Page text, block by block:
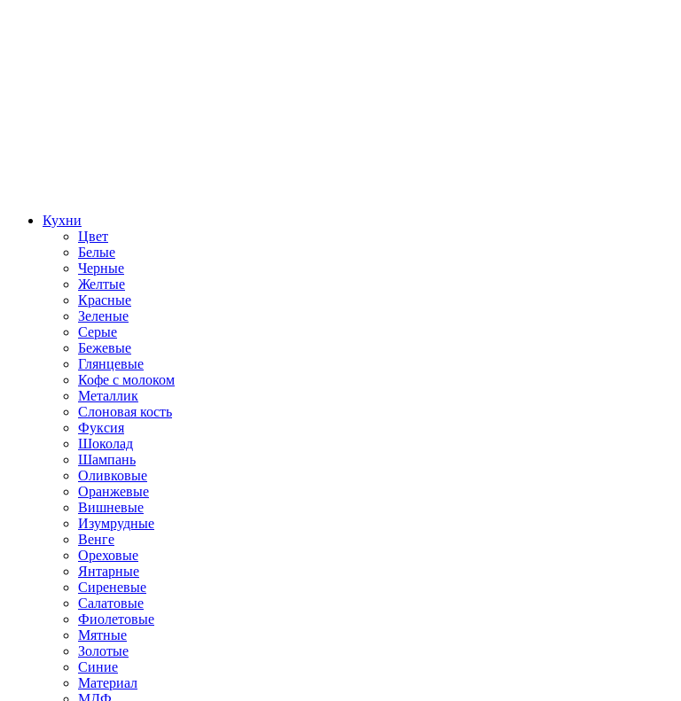
Кухни
Цвет
Белые
Черные
Желтые
Красные
Зеленые
Серые
Бежевые
Глянцевые
Кофе с молоком
Металлик
Слоновая кость
Фуксия
Шоколад
Шампань
Оливковые
Оранжевые
Вишневые
Изумрудные
Венге
Ореховые
Янтарные
Сиреневые
Салатовые
Фиолетовые
Мятные
Золотые
Синие
Материал